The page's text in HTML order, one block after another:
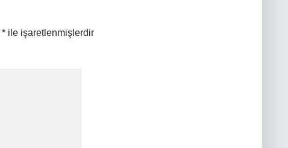
* ile işaretlenmişlerdir